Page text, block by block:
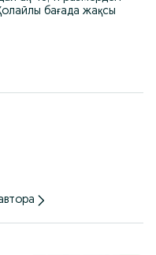
бағада жақсы